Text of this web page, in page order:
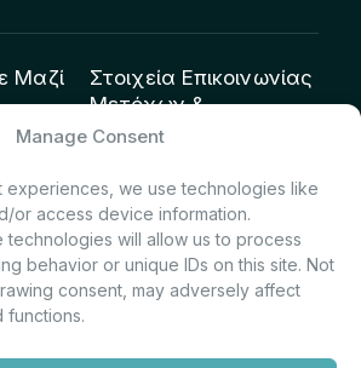
Manage Consent
experiences, we use technologies like
or access device information.
technologies will allow us to process
behavior or unique IDs on this site. Not
consent, may adversely affect
functions.
Μαζί
1,
Στοιχεία Επικοινωνίας
Μετόχων &
Επενδυτών:
Πρίντσιου – Corporate
Secretary & Investor
Relations – Τμήμα
Μετοχολογίου –
Ανακοινώσεων